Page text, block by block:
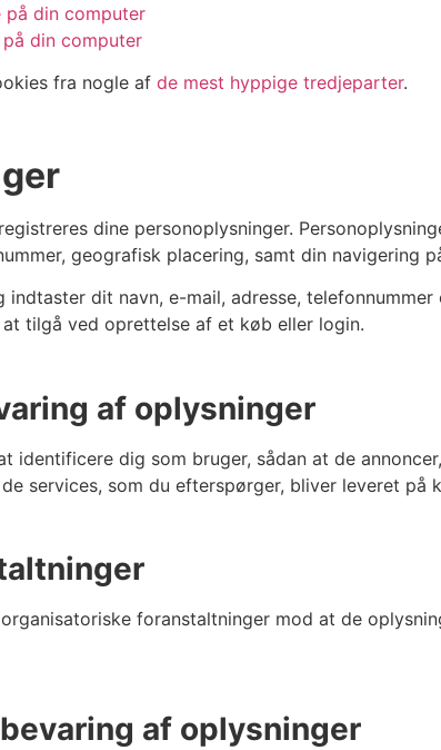
på din computer
din computer
fra nogle af de mest hyppige tredjeparter.
dine personoplysninger.
geografisk placering, samt din navigering
dit navn, e-mail, adresse,
tilgå ved oprettelse af et køb eller login.
af oplysninger
identificere dig som bruger, sådan at de
services, som du efterspørger, bliver leveret
foranstaltninger mod at de
af oplysninger